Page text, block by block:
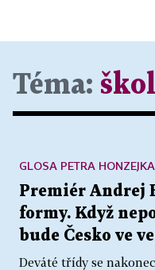
Téma:
Premiér Andrej
formy. Když
bude Česko ve
Deváté třídy se
GLOSA PETRA HONZEJKA